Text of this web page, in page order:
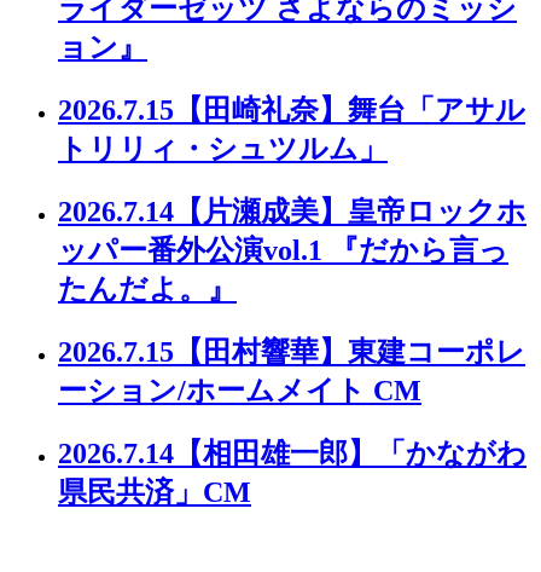
ライダーゼッツ さよならのミッシ
ョン』
2026.7.15 【田崎礼奈】舞台「アサル
トリリィ・シュツルム」
2026.7.14 【片瀬成美】皇帝ロックホ
ッパー番外公演vol.1 『だから言っ
たんだよ。』
2026.7.15 【田村響華】東建コーポレ
ーション/ホームメイト CM
2026.7.14 【相田雄一郎】「かながわ
県民共済」CM